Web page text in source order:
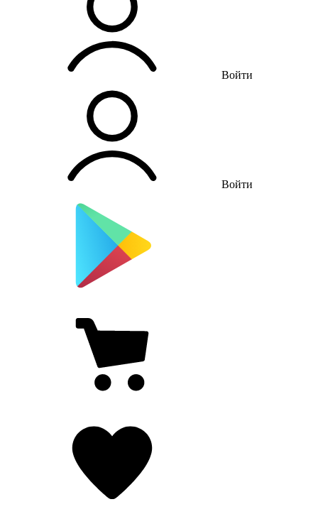
Войти
Войти